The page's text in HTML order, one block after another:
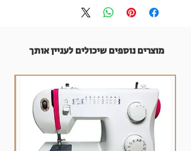
מוצרים נוספים שיכולים לעניין אותך